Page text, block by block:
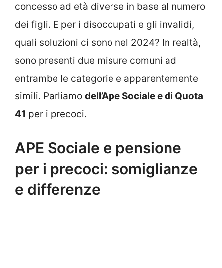
concesso ad età diverse in base al numero
dei figli. E per i disoccupati e gli invalidi,
quali soluzioni ci sono nel 2024? In realtà,
sono presenti due misure comuni ad
entrambe le categorie e apparentemente
simili. Parliamo dell’Ape Sociale e di Quota
41 per i precoci.
APE Sociale e pensione
per i precoci: somiglianze
e differenze